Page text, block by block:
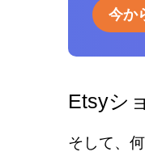
今か
Etsyシ
そして、